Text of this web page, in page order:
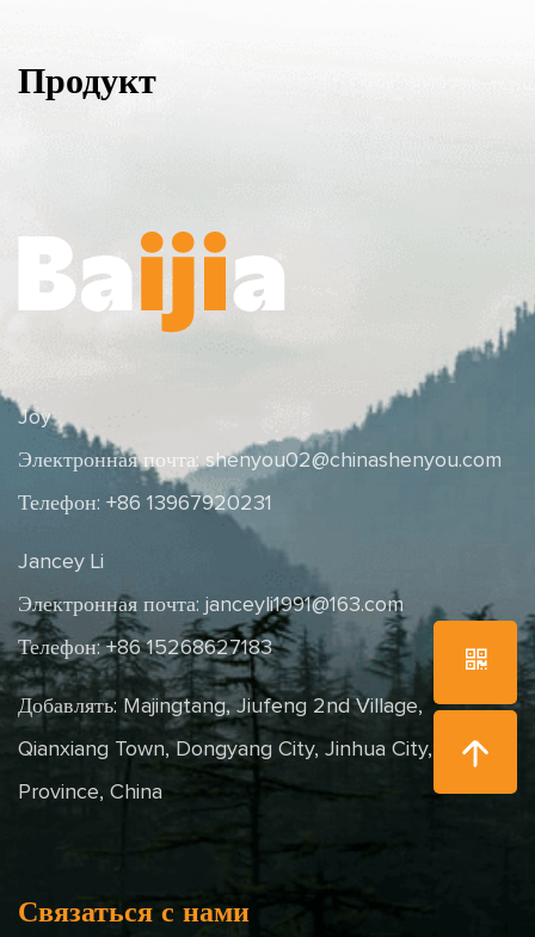
Продукт
Joy
Электронная почта:shenyou02@chinashenyou.com
Телефон: +86 13967920231
Jancey Li
Электронная почта: janceyli1991@163.com
Телефон: +86 15268627183
Добавлять: Majingtang, Jiufeng 2nd Village,
Qianxiang Town, Dongyang City, Jinhua City, Zhejiang
Province, China
Связаться с нами